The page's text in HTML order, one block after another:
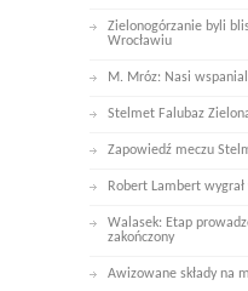
Zielonogórzanie byli
Wrocławiu
M. Mróz: Nasi
Stelmet Falubaz
Zapowiedź meczu
Robert Lambert
Walasek: Etap
zakończony
Awizowane składy na